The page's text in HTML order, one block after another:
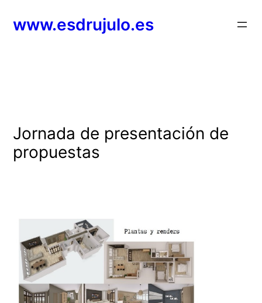
www.esdrujulo.es
Jornada de presentación de
propuestas